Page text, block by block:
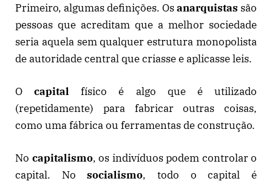
Primeiro, algumas definições. Osanarquistas são
pessoas que acreditam que a melhor sociedade
seria aquela sem qualquer estrutura monopolista
de autoridade central que criasse e aplicasse leis.
Ocapital físico é algo que é utilizado
(repetidamente) para fabricar outras coisas,
como uma fábrica ou ferramentas de construção.
No capitalismo, os indivíduos podem controlar o
capital. Nosocialismo, todo o capital é